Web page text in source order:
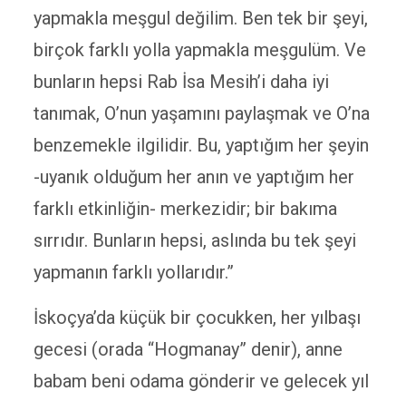
yapmakla meşgul değilim. Ben tek bir şeyi,
birçok farklı yolla yapmakla meşgulüm. Ve
bunların hepsi Rab İsa Mesih’i daha iyi
tanımak, O’nun yaşamını paylaşmak ve O’na
benzemekle ilgilidir. Bu, yaptığım her şeyin
-uyanık olduğum her anın ve yaptığım her
farklı etkinliğin- merkezidir; bir bakıma
sırrıdır. Bunların hepsi, aslında bu tek şeyi
yapmanın farklı yollarıdır.”
İskoçya’da küçük bir çocukken, her yılbaşı
gecesi (orada “Hogmanay” denir), anne
babam beni odama gönderir ve gelecek yıl